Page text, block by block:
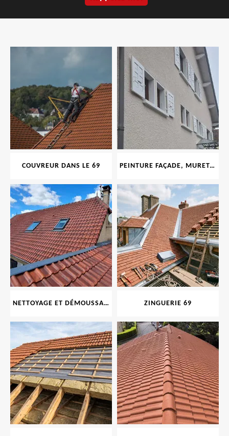
COUVREUR DANS LE 69 PEINTURE FAÇADE, MURET, TOITURE, BOISERIE, FERRONERIE, GOUTTIÈRE 69
NETTOYAGE ET DÉMOUSSAGE DE TOITURE ET FAÇADE 69 ZINGUERIE 69